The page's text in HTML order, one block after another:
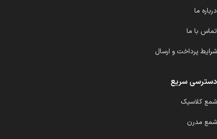
درباره ما
تماس با ما
شرایط پرداخت و ارسال
دسترسی سریع
شمع کلاسیک
شمع مدرن